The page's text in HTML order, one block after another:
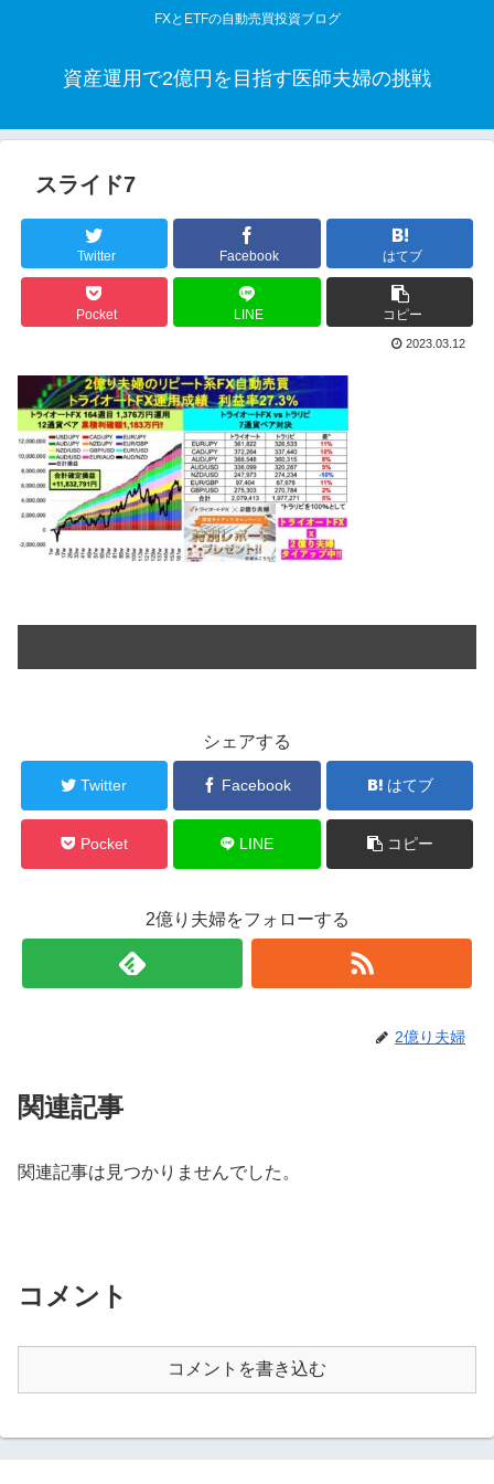
FXとETFの自動売買投資ブログ
資産運用で2億円を目指す医師夫婦の挑戦
スライド7
Twitter Facebook はてブ
Pocket LINE コピー
2023.03.12
シェアする
Twitter Facebook はてブ
Pocket LINE コピー
2億り夫婦をフォローする
2億り夫婦
関連記事
関連記事は見つかりませんでした。
コメント
コメントを書き込む